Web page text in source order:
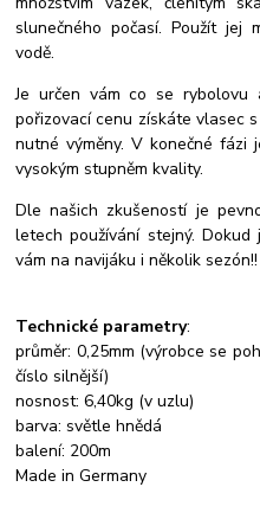
slunečného počasí.Použít jej
vodě.
Je určen vám co se rybolovu
pořizovací cenu získáte vlasec
nutné výměny. V konečné fázi
vysokým stupněm kvality.
Dle našich zkušeností je
letech používání stejný.
vám na navijáku i několik sezón!!
Technické parametry:
průměr: 0,25mm (výrobce se
číslo silnější)
nosnost: 6,40kg (v uzlu)
barva: světle hnědá
balení: 200m
Made in Germany